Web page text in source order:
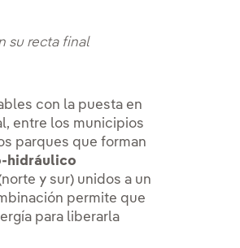
su recta final
con la puesta en
entre los municipios
parques que forman
hidráulico
y sur) unidos a un
permite que
para liberarla